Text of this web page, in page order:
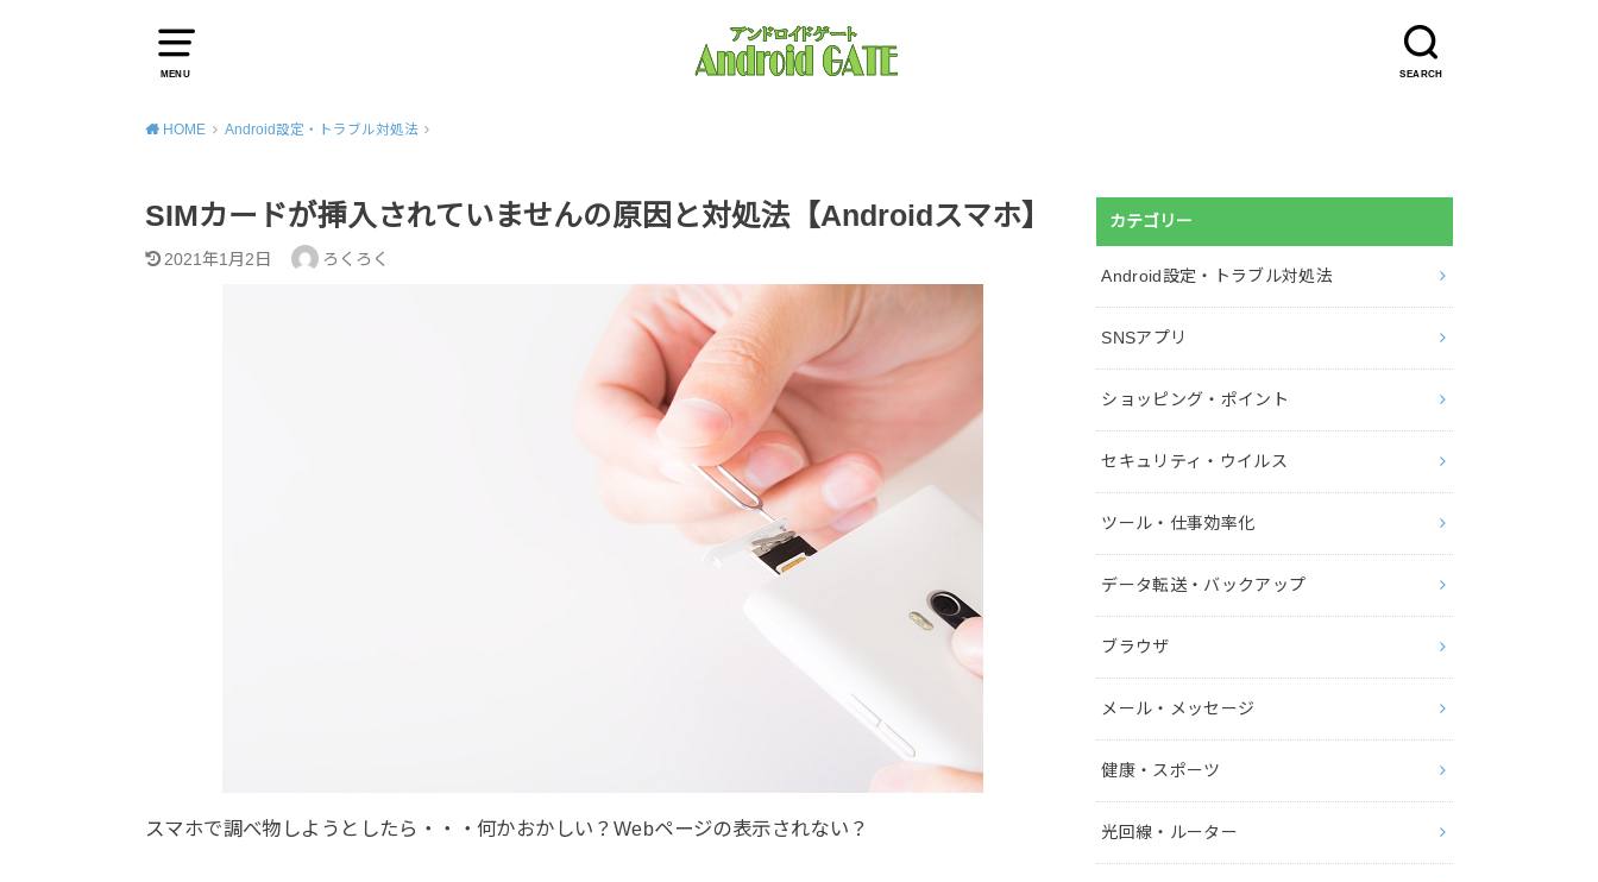
MENU SEARCH
HOME Android設定・トラブル対処法
SIMカードが挿入されていませんの原因と対処法【Androidスマホ】
2021年1月2日 ろくろく
スマホで調べ物しようとしたら・・・何かおかしい？Webページの表示されない？
カテゴリー
Android設定・トラブル対処法
SNSアプリ
ショッピング・ポイント
セキュリティ・ウイルス
ツール・仕事効率化
データ転送・バックアップ
ブラウザ
メール・メッセージ
健康・スポーツ
光回線・ルーター